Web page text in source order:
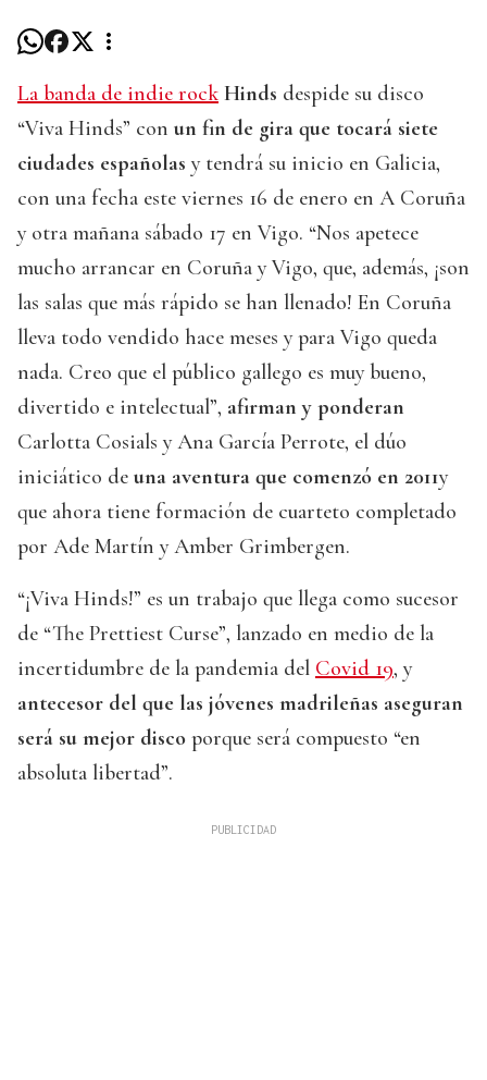
La banda de indie rock Hinds despide su disco
“Viva Hinds” con un fin de gira que tocará siete
ciudades españolas y tendrá su inicio en Galicia,
con una fecha este viernes 16 de enero en A Coruña
y otra mañana sábado 17 en Vigo. “Nos apetece
mucho arrancar en Coruña y Vigo, que, además, ¡son
las salas que más rápido se han llenado! En Coruña
lleva todo vendido hace meses y para Vigo queda
nada. Creo que el público gallego es muy bueno,
divertido e intelectual”, afirman y ponderan
Carlotta Cosials y Ana García Perrote, el dúo
iniciático de una aventura que comenzó en 2011y
que ahora tiene formación de cuarteto completado
por Ade Martín y Amber Grimbergen.
“¡Viva Hinds!” es un trabajo que llega como sucesor
de “The Prettiest Curse”, lanzado en medio de la
incertidumbre de la pandemia del Covid 19, y
antecesor del que las jóvenes madrileñas aseguran
será su mejor disco porque será compuesto “en
absoluta libertad”.